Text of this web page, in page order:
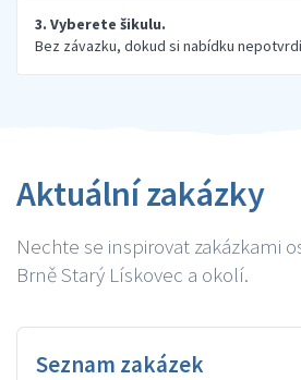
3. Vyberete šikulu.
Bez závazku, dokud si nabídku
Aktuální zakázky
Nechte se inspirovat zakázkami
Brně Starý Lískovec a okolí.
Seznam zakázek